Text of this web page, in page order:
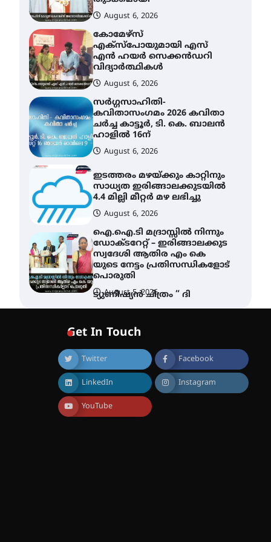
August 6, 2026
കോമേഴ്സ്
എക്സ്പോയുമായി എസ്
എൻ ഹയർ സെക്കൻഡറി
വിദ്യാർത്ഥികൾ
August 6, 2026
സർഗ്ഗസാഹിതി-
കവിതാസംഗമം 2026 കവിതാ
ചർച്ച കാട്ടൂർ, ടി. കെ. ബാലൻ
ഹാളിൽ 16ന്
August 6, 2026
ഇടത്തരം മഴയ്ക്കും കാറ്റിനും
സാധ്യത ഇരിങ്ങാലക്കുടയിൽ
4.4 മില്ലി മീറ്റർ മഴ ലഭിച്ചു
August 6, 2026
ഐ.ഐ.ടി മദ്രാസ്സിൽ നിന്നും
ഡോക്ടറേറ്റ് – ഇരിങ്ങാലക്കുട
സ്വദേശി ആതിര എം കെ
യുടെ നേട്ടം പ്രതിസന്ധികളോട്
പൊരുതി
August 5, 2026
ട്യുണീഷ്യൻ ചിത്രം ” ദി
സൊസൈറ്റി ആഗസ്റ്റ് 7
വെള്ളിയാഴ്ച സ്‌ക്രീൻ
ചെയ്യുന്നു
August 6, 2026
സെന്റ് ജോസഫ്സ് കോളജ്
കോമേഴ്‌സ്
അസോസിയേഷന്
തുടക്കമായി
Get In Touch
Twitter Facebook
LinkedIn Instagram
YouTube